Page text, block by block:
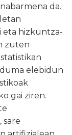
da.
eta hizkuntza-
zuten
elebidun
gai ziren.